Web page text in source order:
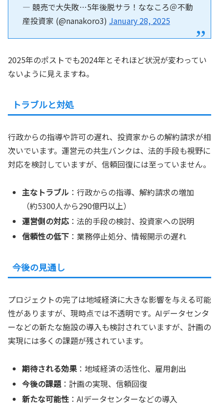
— 競売で大失敗…5年後脱サラ！ななころ＠不動
産投資家 (@nanakoro3) January 28, 2025
2025年のポストでも2024年とそれほど状況が変わってい
ないように見えますね。
トラブルと対処
行政からの指導や許可の遅れ、投資家からの解約請求が相
次いでいます。運営元の共生バンクは、法的手段も視野に
対応を検討していますが、信頼回復には至っていません。
主なトラブル ：行政からの指導、解約請求の増加
（約5300人から290億円以上）
運営側の対応 ：法的手段の検討、投資家への説明
信頼性の低下 ：業務停止処分、情報開示の遅れ
今後の見通し
プロジェクトの完了は地域経済に大きな影響を与える可能
性がありますが、現時点では不透明です。AIデータセンタ
ーなどの新たな施設の導入も検討されていますが、計画の
実現には多くの課題が残されています。
期待される効果 ：地域経済の活性化、雇用創出
今後の課題：計画の実現、信頼回復
新たな可能性 ：AIデータセンターなどの導入